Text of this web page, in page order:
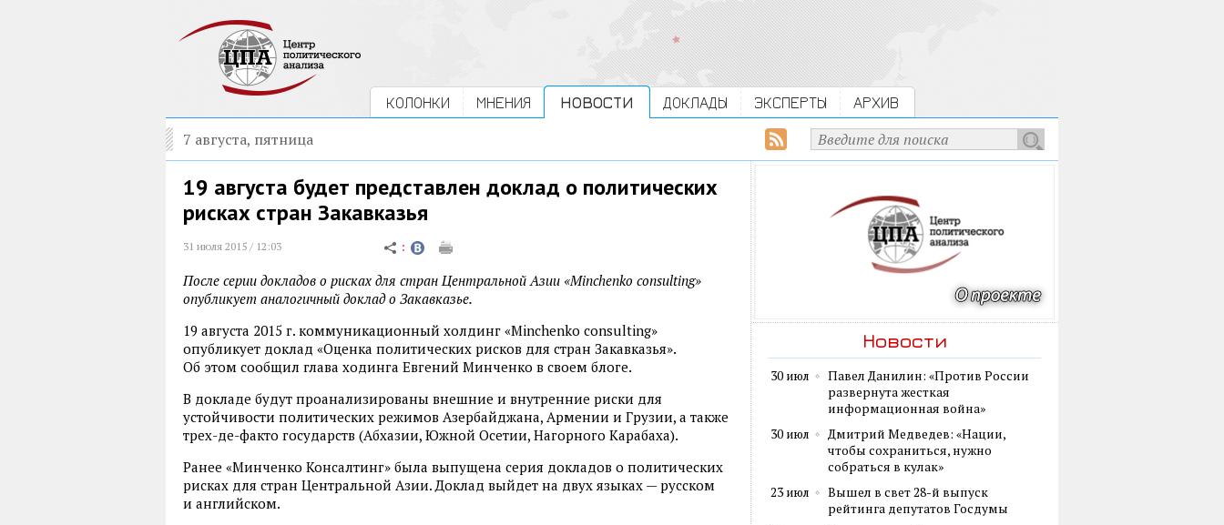
КОЛОНКИ МНЕНИЯ НОВОСТИ ДОКЛАДЫ ЭКСПЕРТЫ АРХИВ
7 августа, пятница
19 августа будет представлен доклад о политических
рисках стран Закавказья
31 июля 2015 / 12:03
После серии докладов о рисках для стран Центральной Азии «Minchenko consulting»
опубликует аналогичный доклад о Закавказье.
19 августа 2015 г. коммуникационный холдинг «Minchenko consulting»
опубликует доклад «Оценка политических рисков для стран Закавказья».
Об этом сообщил глава ходинга Евгений Минченко в своем блоге.
В докладе будут проанализированы внешние и внутренние риски для
устойчивости политических режимов Азербайджана, Армении и Грузии, а также
трех-де-факто государств (Абхазии, Южной Осетии, Нагорного Карабаха).
Ранее «Минченко Консалтинг» была выпущена серия докладов о политических
рисках для стран Центральной Азии. Доклад выйдет на двух языках — русском
и английском.
Новости
30 июл
Павел Данилин: «Против России
развернута жесткая
информационная война»
30 июл
Дмитрий Медведев: «Нации,
чтобы сохраниться, нужно
собраться в кулак»
23 июл
Вышел в свет 28-й выпуск
рейтинга депутатов Госдумы